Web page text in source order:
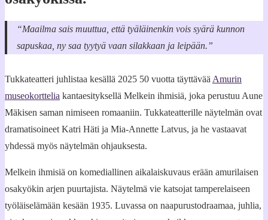
“Maailma sais muuttua, että tyäläinenkin vois syärä kunnon
sapuskaa, ny saa tyytyä vaan silakkaan ja leipään.”
Tukkateatteri juhlistaa kesällä 2025 50 vuotta täyttävää Amurin
museokorttelia kantaesityksellä Melkein ihmisiä, joka perustuu Aune
Mäkisen saman nimiseen romaaniin. Tukkateatterille näytelmän ovat
dramatisoineet Katri Häti ja Mia-Annette Latvus, ja he vastaavat
yhdessä myös näytelmän ohjauksesta.
Melkein ihmisiä on komediallinen aikalaiskuvaus erään amurilaisen
osakyökin arjen puurtajista. Näytelmä vie katsojat tamperelaiseen
työläiselämään kesään 1935. Luvassa on naapurustodraamaa, juhlia,